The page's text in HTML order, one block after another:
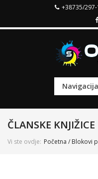
+38735/
Navigacija
ČLANSKE KNJIŽICE
Vi ste ovdje: Početna / Blokovi